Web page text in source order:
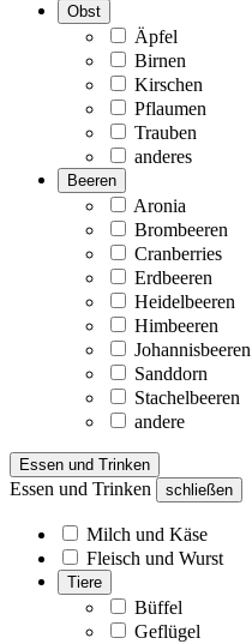
Obst
Äpfel
Birnen
Kirschen
Pflaumen
Trauben
anderes
Beeren
Aronia
Brombeeren
Cranberries
Erdbeeren
Heidelbeeren
Himbeeren
Johannisbeeren
Sanddorn
Stachelbeeren
andere
Essen und Trinken
Essen und Trinken schließen
Milch und Käse
Fleisch und Wurst
Tiere
Büffel
Geflügel